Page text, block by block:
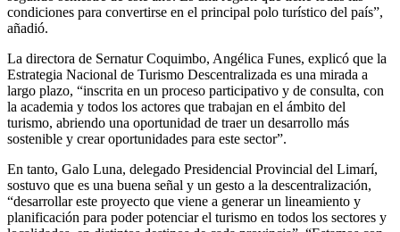
condiciones para convertirse en el principal polo turístico del país”,
añadió.
La directora de Sernatur Coquimbo, Angélica Funes, explicó que la
Estrategia Nacional de Turismo Descentralizada es una mirada a
largo plazo, “inscrita en un proceso participativo y de consulta, con
la academia y todos los actores que trabajan en el ámbito del
turismo, abriendo una oportunidad de traer un desarrollo más
sostenible y crear oportunidades para este sector”.
En tanto, Galo Luna, delegado Presidencial Provincial del Limarí,
sostuvo que es una buena señal y un gesto a la descentralización,
“desarrollar este proyecto que viene a generar un lineamiento y
planificación para poder potenciar el turismo en todos los sectores y